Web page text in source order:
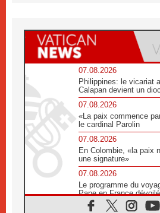
07.08.2026
Philippines: le vicariat
Calapan devient un
07.08.2026
«La paix commence
le cardinal Parolin
07.08.2026
En Colombie, «la paix
une signature»
07.08.2026
Le programme du
Pape en France dévoilé
07.08.2026